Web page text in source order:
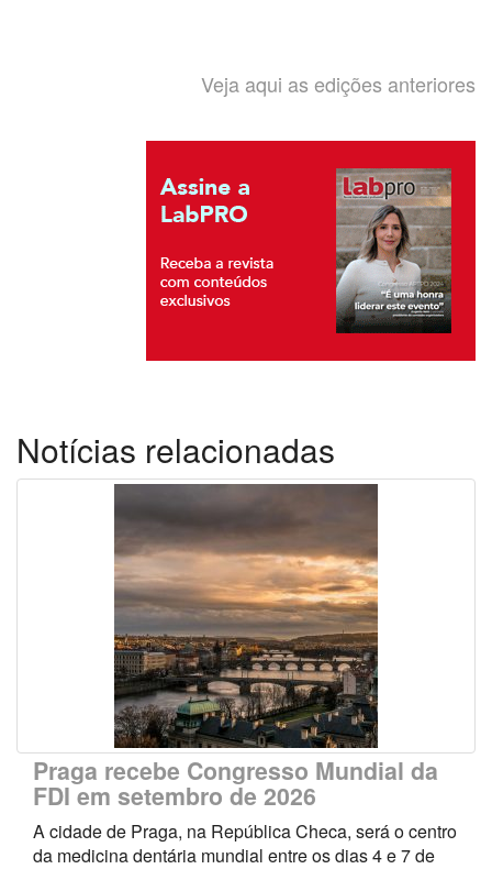
Veja aqui as edições anteriores
Notícias relacionadas
Praga recebe Congresso Mundial da
FDI em setembro de 2026
A cidade de Praga, na República Checa, será o centro
da medicina dentária mundial entre os dias 4 e 7 de